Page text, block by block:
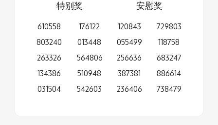
特别奖
610558
803240
263326
134386
031504
176122
013448
564806
510948
542603
安慰奖
120843
055499
256636
387381
236406
729803
118758
683247
886614
738479